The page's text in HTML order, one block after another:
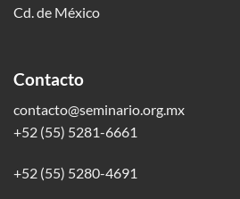
Cd. de México
Contacto
contacto@seminario.org.mx
+52 (55) 5281-6661
+52 (55) 5280-4691